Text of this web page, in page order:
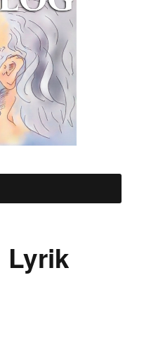
Lyrik